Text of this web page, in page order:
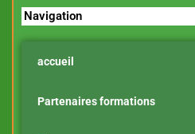
Navigation
accueil
Partenaires formations